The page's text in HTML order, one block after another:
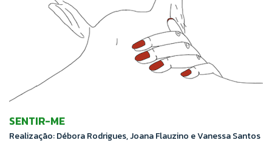
SENTIR-ME
Realização: Débora Rodrigues, Joana Flauzino e Vanessa Santos